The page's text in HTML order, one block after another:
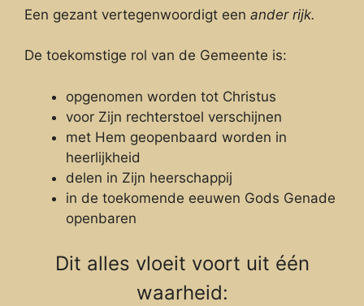
Een gezant vertegenwoordigt een ander rijk.
De toekomstige rol van de Gemeente is:
opgenomen worden tot Christus
voor Zijn rechterstoel verschijnen
met Hem geopenbaard worden in
heerlijkheid
delen in Zijn heerschappij
in de toekomende eeuwen Gods Genade
openbaren
Dit alles vloeit voort uit één
waarheid: